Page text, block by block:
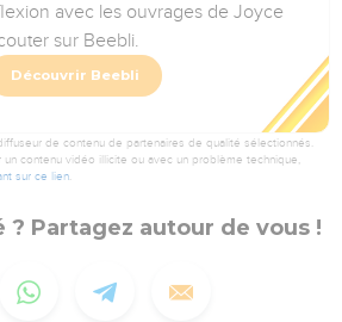
avec les ouvrages de Joyce
sur Beebli.
Découvrir Beebli
de contenu de partenaires de qualité sélectionnés.
contenu vidéo illicite ou avec un problème technique,
sur ce lien.
? Partagez autour de vous !